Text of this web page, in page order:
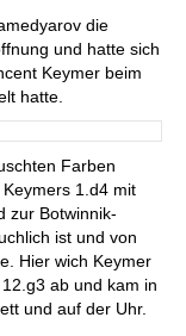
die
und hatte sich
Keymer beim
hatte.
Farben
1.d4 mit
zur Botwinnik-
ist und von
Hier wich Keymer
ab und kam in
und auf der Uhr.